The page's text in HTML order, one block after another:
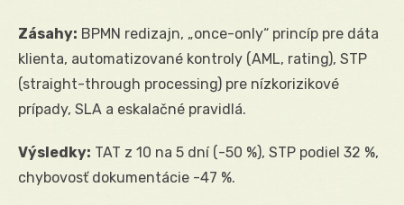
Zásahy: BPMN redizajn, „once-only“ princíp pre dáta
klienta, automatizované kontroly (AML, rating), STP
(straight-through processing) pre nízkorizikové
prípady, SLA a eskalačné pravidlá.
Výsledky: TAT z 10 na 5 dní (-50 %), STP podiel 32 %,
chybovosť dokumentácie -47 %.